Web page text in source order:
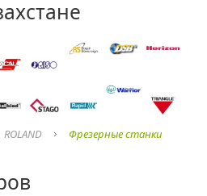
ROLAND Фрезерные станки